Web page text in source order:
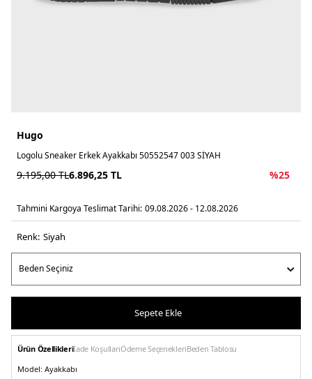
Hugo
Logolu Sneaker Erkek Ayakkabı 50552547 003 SİYAH
9.195,00TL6.896,25 TL %25
Tahmini Kargoya Teslimat Tarihi: 09.08.2026 - 12.08.2026
Renk: si̇yah
Sepete Ekle
Ürün Özellikleriİade KoşullarıÖdeme SeçenekleriBeden Tablosu
Model: Ayakkabı